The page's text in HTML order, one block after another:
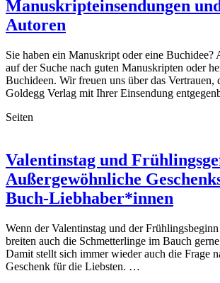
Manuskripteinsendungen
Autoren
Sie haben ein Manuskript oder eine Buchidee?
auf der Suche nach guten Manuskripten oder
Buchideen. Wir freuen uns über das Vertrauen,
Goldegg Verlag mit Ihrer Einsendung
Seiten
Valentinstag und
Außergewöhnliche
Buch-Liebhaber*innen
Wenn der Valentinstag und der
breiten auch die Schmetterlinge im Bauch
Damit stellt sich immer wieder auch die Frage
Geschenk für die Liebsten. …